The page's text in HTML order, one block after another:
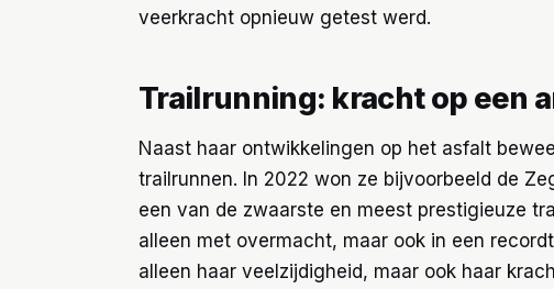
veerkracht opnieuw getest werd.
Trailrunning: kracht op een
Naast haar ontwikkelingen op het asfalt
trailrunnen. In 2022 won ze bijvoorbeeld de
een van de zwaarste en meest prestigieuze
alleen met overmacht, maar ook in een
alleen haar veelzijdigheid, maar ook haar